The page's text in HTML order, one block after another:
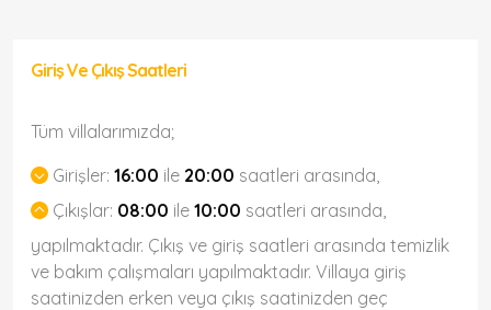
Giriş Ve Çıkış Saatleri
Tüm villalarımızda;
Girişler: 16:00 ile 20:00 saatleri arasında,
Çıkışlar: 08:00 ile 10:00 saatleri arasında,
yapılmaktadır. Çıkış ve giriş saatleri arasında temizlik
ve bakım çalışmaları yapılmaktadır. Villaya giriş
saatinizden erken veya çıkış saatinizden geç